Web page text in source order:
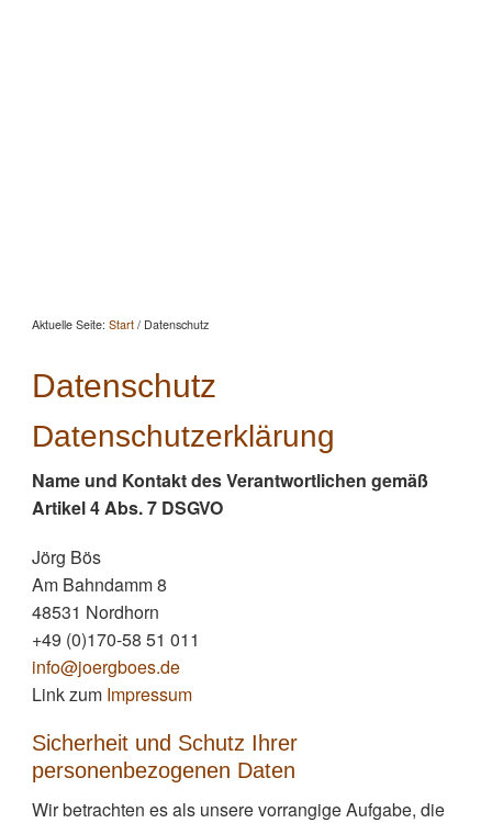
Aktuelle Seite: Start /Datenschutz
Datenschutz
Datenschutzerklärung
Name und Kontakt des Verantwortlichen gemäß
Artikel 4 Abs. 7 DSGVO
Jörg Bös
Am Bahndamm 8
48531 Nordhorn
+49 (0)170-58 51 011
info@joergboes.de
Link zum Impressum
Sicherheit und Schutz Ihrer
personenbezogenen Daten
Wir betrachten es als unsere vorrangige Aufgabe, die